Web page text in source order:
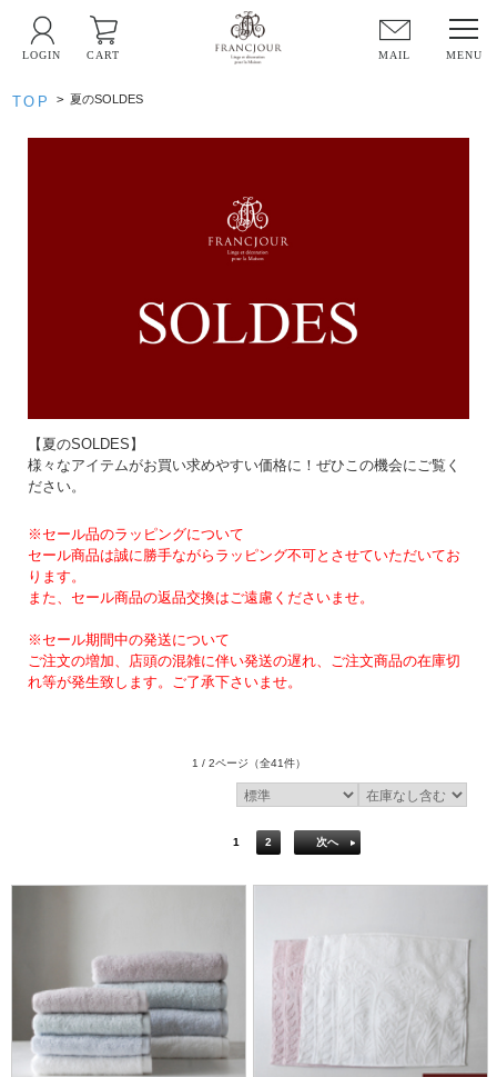
MAIL
LOGIN CART
TOP > 夏のSOLDES
【夏のSOLDES】
様々なアイテムがお買い求めやすい価格に！ぜひこの機会にご覧く
ださい。
※セール品のラッピングについて
セール商品は誠に勝手ながらラッピング不可とさせていただいてお
ります。
また、セール商品の返品交換はご遠慮くださいませ。
※セール期間中の発送について
ご注文の増加、店頭の混雑に伴い発送の遅れ、ご注文商品の在庫切
れ等が発生致します。ご了承下さいませ。
1 / 2ページ （全41件）
1 2 次へ